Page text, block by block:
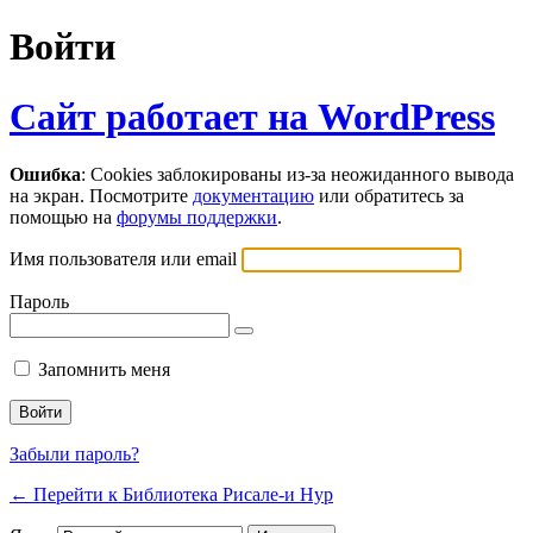
Войти
Сайт работает на WordPress
Ошибка: Cookies заблокированы из-за неожиданного вывода
на экран. Посмотрите документацию или обратитесь за
помощью на форумы поддержки.
Имя пользователя или email
Пароль
Запомнить меня
Забыли пароль?
← Перейти к Библиотека Рисале-и Нур